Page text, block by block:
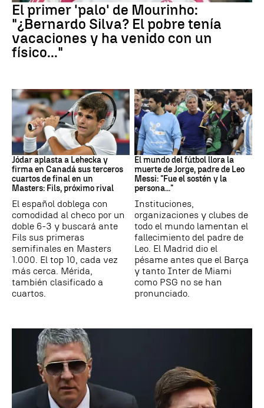
El primer 'palo' de Mourinho:
"¿Bernardo Silva? El pobre tenía
vacaciones y ha venido con un
físico..."
Canadá
Jódar aplasta a Lehecka y
firma en Canadá sus terceros
cuartos de final en un
Masters: Fils, próximo rival
El español doblega con
comodidad al checo por un
doble 6-3 y buscará ante
Fils sus primeras
semifinales en Masters
1.000. El top 10, cada vez
más cerca. Mérida,
también clasificado a
cuartos.
Leo Messi
El mundo del fútbol llora la
muerte de Jorge, padre de Leo
Messi: "Fue el sostén y la
persona..."
Instituciones,
organizaciones y clubes de
todo el mundo lamentan el
fallecimiento del padre de
Leo. El Madrid dio el
pésame antes que el Barça
y tanto Inter de Miami
como PSG no se han
pronunciado.